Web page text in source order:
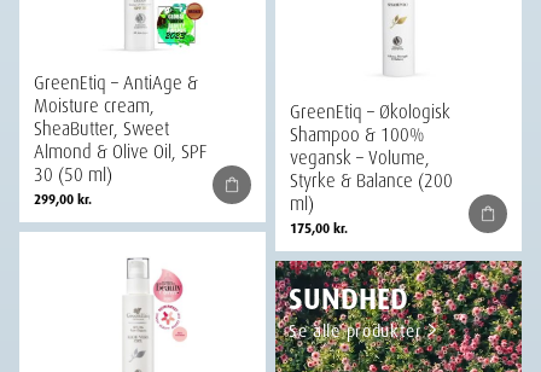
GreenEtiq – AntiAge &
Moisture cream,
SheaButter, Sweet
Almond & Olive Oil, SPF
30 (50 ml)
299,00kr.
GreenEtiq – Økologisk
Shampoo & 100%
vegansk – Volume,
Styrke & Balance (200
ml)
175,00kr.
SUNDHED
Se alle produkter